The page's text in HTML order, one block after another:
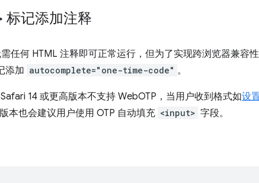
标记添加注释
任何 HTML 注释即可正常运行，但为了实现跨浏览器兼容
添加 autocomplete="one-time-code" 。
14 或更高版本不支持 WebOTP，当用户收到格式如设
本也会建议用户使用 OTP 自动填充 <input> 字段。